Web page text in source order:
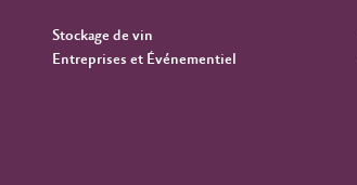
Stockage de vin
Entreprises et Événementiel